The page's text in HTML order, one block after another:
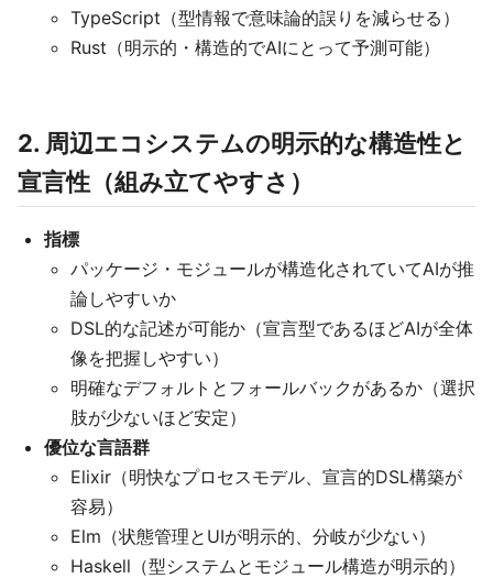
TypeScript（型情報で意味論的誤りを減らせる）
Rust（明示的・構造的でAIにとって予測可能）
2. 周辺エコシステムの明示的な構造性と
宣言性（組み立てやすさ）
指標
パッケージ・モジュールが構造化されていてAIが推
論しやすいか
DSL的な記述が可能か（宣言型であるほどAIが全体
像を把握しやすい）
明確なデフォルトとフォールバックがあるか（選択
肢が少ないほど安定）
優位な言語群
Elixir（明快なプロセスモデル、宣言的DSL構築が
容易）
Elm（状態管理とUIが明示的、分岐が少ない）
Haskell（型システムとモジュール構造が明示的）